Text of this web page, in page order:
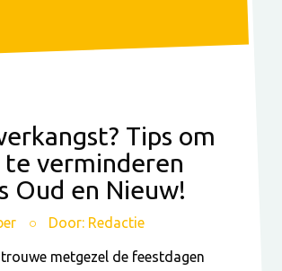
Tips om
te verminderen
Oud en Nieuw!
Door: Redactie
metgezel de feestdagen